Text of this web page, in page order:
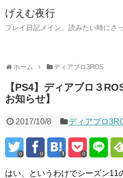
げえむ夜行
プレイ日記メイン。読みたい時にさ
ホーム ディアブロ3ROS
【PS4】ディアブロ３
お知らせ】
2017/10/8 ディアブロ
0 0 0
はい、というわけでシーズン11